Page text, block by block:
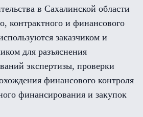
в Сахалинской области
контрактного и финансового
заказчиком и
для разъяснения
экспертизы, проверки
финансового контроля
финансирования и закупок